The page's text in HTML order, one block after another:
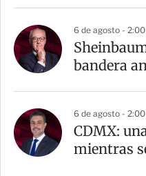
6 de agosto -
bandera
6 de agosto -
CDMX:
mientras